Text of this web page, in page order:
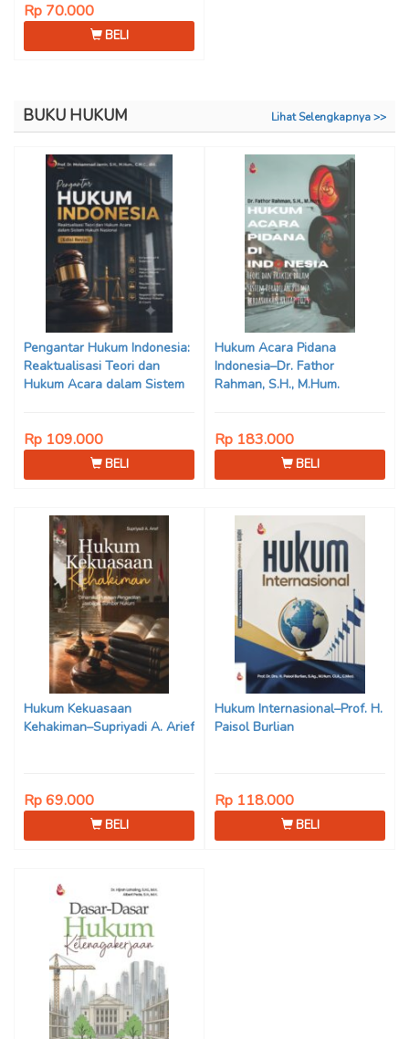
Rp 70.000
BELI
BUKU HUKUM Lihat Selengkapnya >>
Pengantar Hukum Indonesia:
Reaktualisasi Teori dan
Hukum Acara dalam Sistem
Jamin, S.H., M.Hum., dkk.
Rp 109.000
BELI
Hukum Acara Pidana
Indonesia–Dr. Fathor
Rahman, S.H., M.Hum.
Rp 183.000
BELI
Hukum Kekuasaan
Kehakiman–Supriyadi A. Arief
Rp 69.000
BELI
Hukum Internasional–Prof. H.
Paisol Burlian
Rp 118.000
BELI